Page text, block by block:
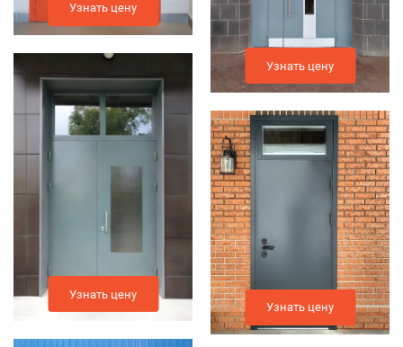
Узнать цену
Узнать цену
Узнать цену
Узнать цену